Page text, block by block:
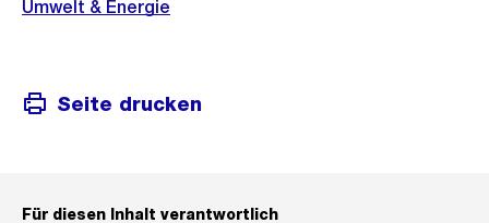
Umwelt & Energie
Seite drucken
Für diesen Inhalt verantwortlich